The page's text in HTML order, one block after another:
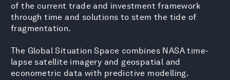
of the current trade and investment framework
through time and solutions to stem the tide of
fragmentation.
The Global Situation Space combines NASA time-
lapse satellite imagery and geospatial and
econometric data with predictive modelling.